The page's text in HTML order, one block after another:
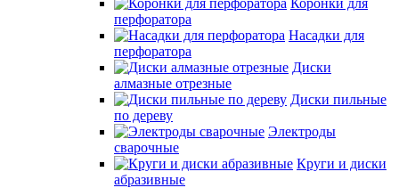
Коронки для
перфоратора
Насадки для
перфоратора
Диски
алмазные отрезные
Диски пильные
по дереву
Электроды
сварочные
Круги и диски
абразивные